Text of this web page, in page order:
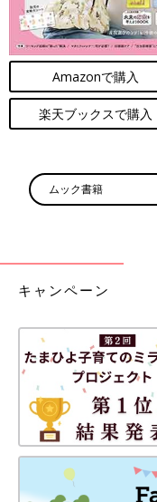
Amazonで購入
楽天ブックスで購入
ムック書籍
キャンペーン